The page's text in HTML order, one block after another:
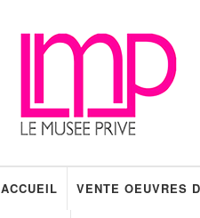
ACCUEIL VENTE OEUVRES